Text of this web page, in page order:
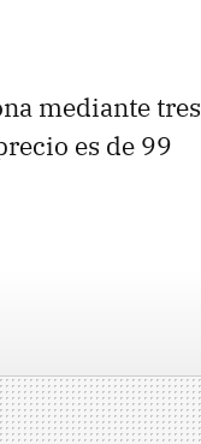
mediante tres
es de 99